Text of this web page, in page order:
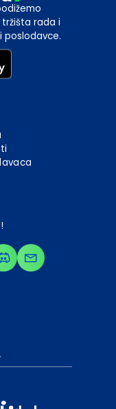
rada i
poslodavce.